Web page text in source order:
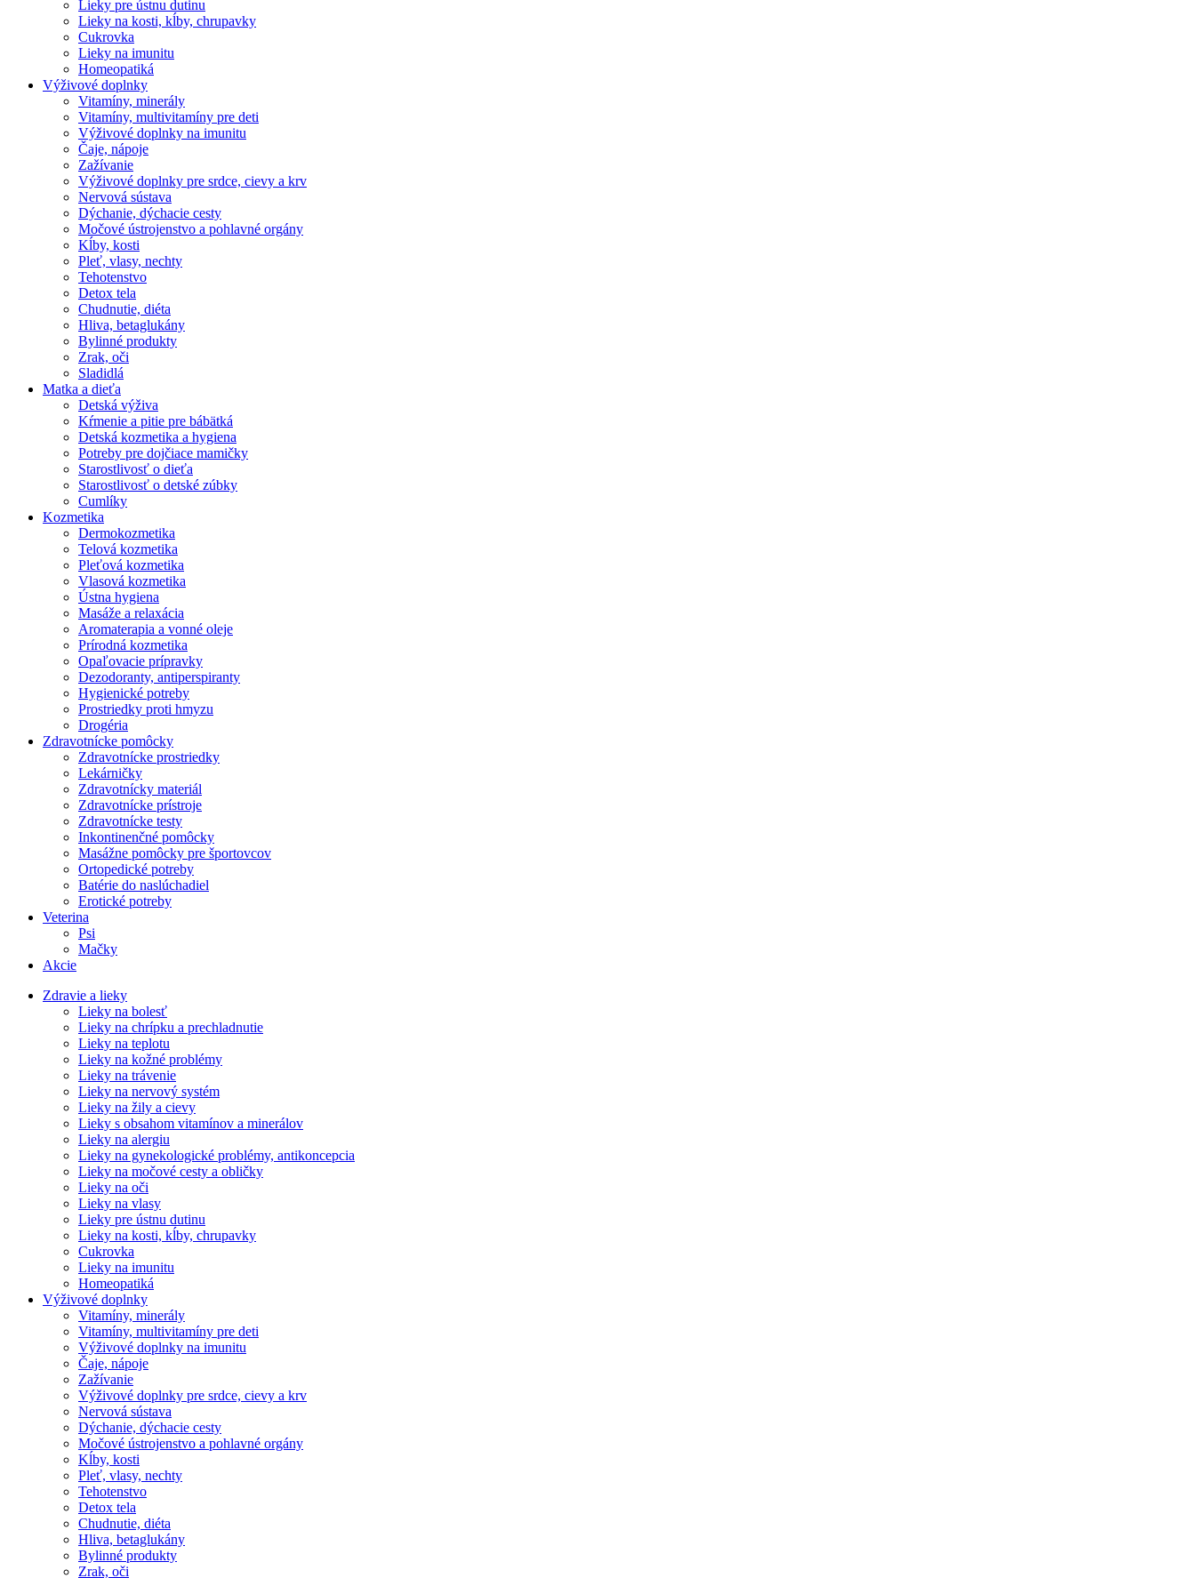
Lieky pre ústnu dutinu
Lieky na kosti, kĺby, chrupavky
Cukrovka
Lieky na imunitu
Homeopatiká
Výživové doplnky
Vitamíny, minerály
Vitamíny, multivitamíny pre deti
Výživové doplnky na imunitu
Čaje, nápoje
Zažívanie
Výživové doplnky pre srdce, cievy a krv
Nervová sústava
Dýchanie, dýchacie cesty
Močové ústrojenstvo a pohlavné orgány
Kĺby, kosti
Pleť, vlasy, nechty
Tehotenstvo
Detox tela
Chudnutie, diéta
Hliva, betaglukány
Bylinné produkty
Zrak, oči
Sladidlá
Matka a dieťa
Detská výživa
Kŕmenie a pitie pre bábätká
Detská kozmetika a hygiena
Potreby pre dojčiace mamičky
Starostlivosť o dieťa
Starostlivosť o detské zúbky
Cumlíky
Kozmetika
Dermokozmetika
Telová kozmetika
Pleťová kozmetika
Vlasová kozmetika
Ústna hygiena
Masáže a relaxácia
Aromaterapia a vonné oleje
Prírodná kozmetika
Opaľovacie prípravky
Dezodoranty, antiperspiranty
Hygienické potreby
Prostriedky proti hmyzu
Drogéria
Zdravotnícke pomôcky
Zdravotnícke prostriedky
Lekárničky
Zdravotnícky materiál
Zdravotnícke prístroje
Zdravotnícke testy
Inkontinenčné pomôcky
Masážne pomôcky pre športovcov
Ortopedické potreby
Batérie do naslúchadiel
Erotické potreby
Veterina
Psi
Mačky
Akcie
Zdravie a lieky
Lieky na bolesť
Lieky na chrípku a prechladnutie
Lieky na teplotu
Lieky na kožné problémy
Lieky na trávenie
Lieky na nervový systém
Lieky na žily a cievy
Lieky s obsahom vitamínov a minerálov
Lieky na alergiu
Lieky na gynekologické problémy, antikoncepcia
Lieky na močové cesty a obličky
Lieky na oči
Lieky na vlasy
Lieky pre ústnu dutinu
Lieky na kosti, kĺby, chrupavky
Cukrovka
Lieky na imunitu
Homeopatiká
Výživové doplnky
Vitamíny, minerály
Vitamíny, multivitamíny pre deti
Výživové doplnky na imunitu
Čaje, nápoje
Zažívanie
Výživové doplnky pre srdce, cievy a krv
Nervová sústava
Dýchanie, dýchacie cesty
Močové ústrojenstvo a pohlavné orgány
Kĺby, kosti
Pleť, vlasy, nechty
Tehotenstvo
Detox tela
Chudnutie, diéta
Hliva, betaglukány
Bylinné produkty
Zrak, oči